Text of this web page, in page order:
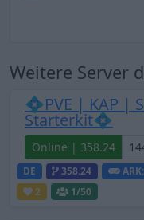
Weitere Server
💠PVE | KAP |
Starterkit💠
Online | 358.24
DE 358.24
2
1/50